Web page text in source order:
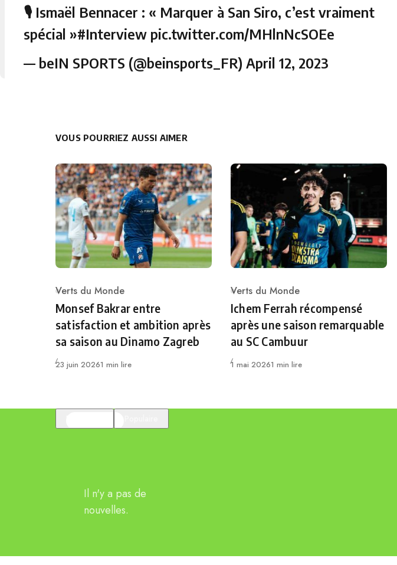
🎙 Ismaël Bennacer : « Marquer à San Siro, c’est vraiment
spécial »#Interview pic.twitter.com/MHlnNcSOEe
— beIN SPORTS (@beinsports_FR) April 12, 2023
VOUS POURRIEZ AUSSI AIMER
Category
Verts du Monde
Monsef Bakrar entre
satisfaction et ambition après
sa saison au Dinamo Zagreb
Publié
23 juin 20261 min lire
Category
Verts du Monde
Ichem Ferrah récompensé
après une saison remarquable
au SC Cambuur
Publié
1 mai 20261 min lire
Il n'y a pas de
nouvelles.